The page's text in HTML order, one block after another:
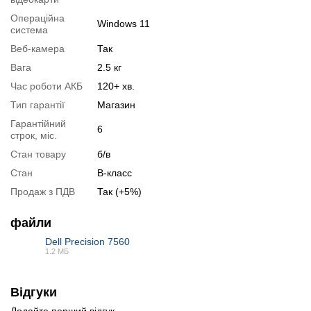
Запит оптової ціни
Слідкувати в Instagram
Операційна
система
Windows 11
Веб-камера
Так
Вага
2.5 кг
Час роботи АКБ
120+ хв.
Тип гарантії
Магазин
Гарантійний
строк, міс.
6
Стан товару
б/в
Стан
B-класс
Продаж з ПДВ
Так (+5%)
файли
Dell Precision 7560
1.2 МБ
Відгуки